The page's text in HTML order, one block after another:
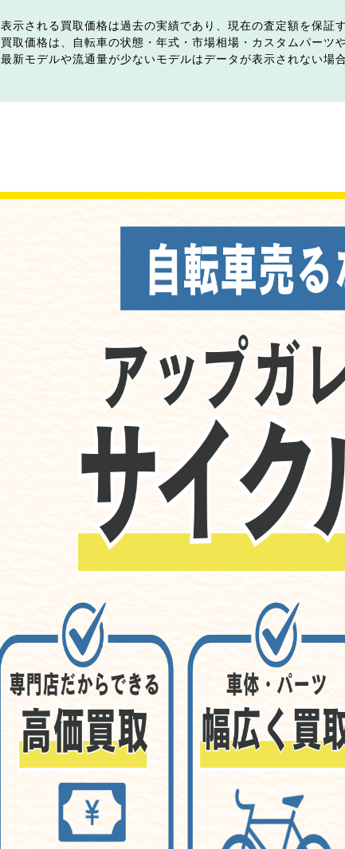
表示される買取価格は過去の実績であり、現在の査定額を保証
買取価格は、自転車の状態・年式・市場相場・カスタムパーツ
最新モデルや流通量が少ないモデルはデータが表示されない場